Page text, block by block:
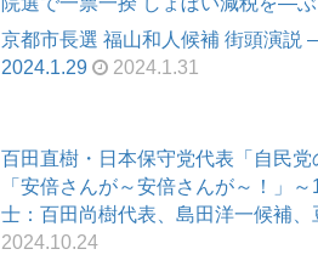
京都市長選 福山和人候補 街頭演説
2024.1.29
2024.1.31
百田直樹・日本保守党代表「自民
「安倍さんが～安倍さんが～！」
士：百田尚樹代表、島田洋一候補
2024.10.24